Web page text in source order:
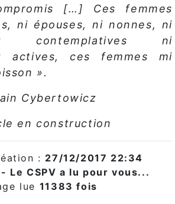
[…] Ces femmes
ni épouses, ni nonnes, ni
contemplatives ni
actives, ces femmes mi
».
Cybertowicz
en construction
: 27/12/2017 22:34
- Le CSPV a lu pour vous...
lue 11383 fois